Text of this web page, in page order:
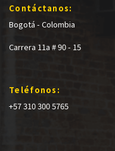
Contáctanos:
Bogotá - Colombia
Carrera 11a # 90 - 15
Teléfonos:
+57 310 300 5765